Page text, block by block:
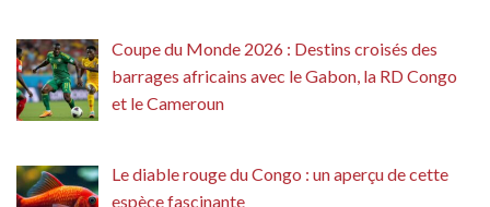
Coupe du Monde 2026 : Destins croisés des
barrages africains avec le Gabon, la RD Congo
et le Cameroun
Le diable rouge du Congo : un aperçu de cette
espèce fascinante